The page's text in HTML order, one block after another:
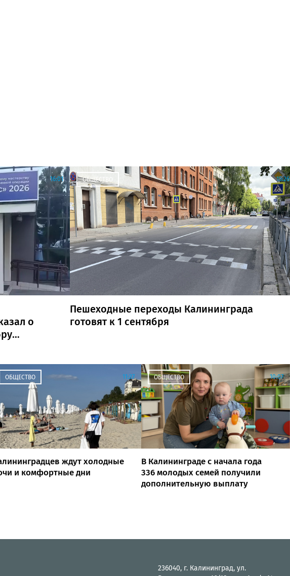
16:01
о
ОБЩЕСТВО 15:26
Пешеходные переходы Калининграда
готовят к 1 сентября
ОБЩЕСТВО 11:27
ждут холодные
и комфортные дни
ОБЩЕСТВО 10:07
В Калининграде с начала года
336 молодых семей получили
дополнительную выплату
236040, г. Калининград, ул.